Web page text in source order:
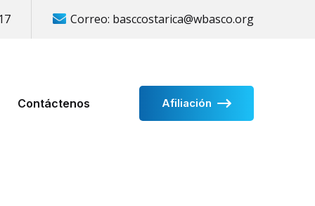
Correo: basccostarica@wbasco.org
Contáctenos Afiliación